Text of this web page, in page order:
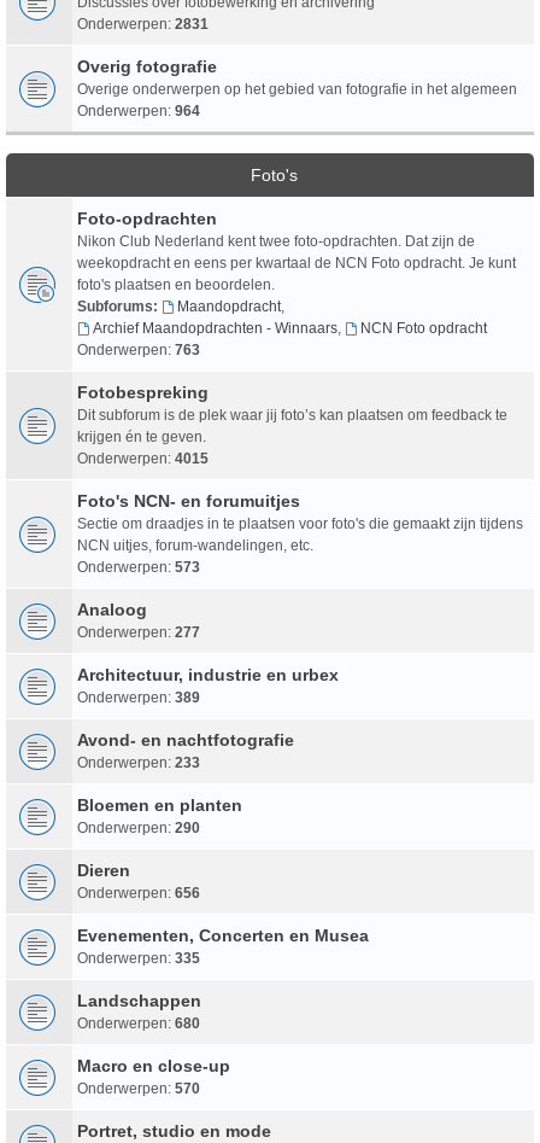
Onderwerpen: 2831
Overig fotografie
Overige onderwerpen op het gebied van fotografie in het algemeen
Onderwerpen: 964
Foto's
Foto-opdrachten
Nikon Club Nederland kent twee foto-opdrachten. Dat zijn de
weekopdracht en eens per kwartaal de NCN Foto opdracht. Je kunt
foto's plaatsen en beoordelen.
Subforums:
Maandopdracht,
Archief Maandopdrachten - Winnaars,
NCN Foto opdracht
Onderwerpen: 763
Fotobespreking
Dit subforum is de plek waar jij foto’s kan plaatsen om feedback te
krijgen én te geven.
Onderwerpen: 4015
Foto's NCN- en forumuitjes
Sectie om draadjes in te plaatsen voor foto's die gemaakt zijn tijdens
NCN uitjes, forum-wandelingen, etc.
Onderwerpen: 573
Analoog
Onderwerpen: 277
Architectuur, industrie en urbex
Onderwerpen: 389
Avond- en nachtfotografie
Onderwerpen: 233
Bloemen en planten
Onderwerpen: 290
Dieren
Onderwerpen: 656
Evenementen, Concerten en Musea
Onderwerpen: 335
Landschappen
Onderwerpen: 680
Macro en close-up
Onderwerpen: 570
Portret, studio en mode